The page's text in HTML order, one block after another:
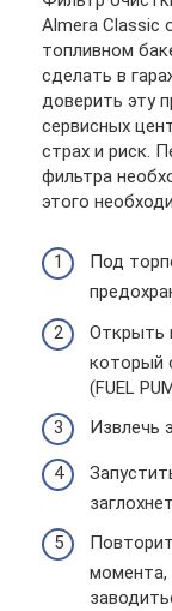
Almera Classic
топливном
сделать в
доверить эту
сервисных
страх и риск.
фильтра
этого
Под
Открыть
который
(FUEL
Извлечь
заглохнет.
момента,